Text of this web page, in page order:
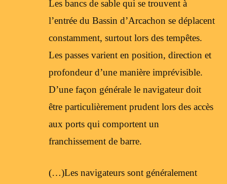
Les bancs de sable qui se trouvent à
l’entrée du Bassin d’Arcachon se déplacent
constamment, surtout lors des tempêtes.
Les passes varient en position, direction et
profondeur d’une manière imprévisible.
D’une façon générale le navigateur doit
être particulièrement prudent lors des accès
aux ports qui comportent un
franchissement de barre.
(…)Les navigateurs sont généralement